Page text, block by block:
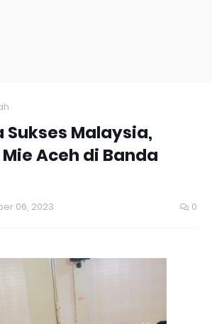
Sukses Malaysia,
Aceh di Banda
06, 2023 0